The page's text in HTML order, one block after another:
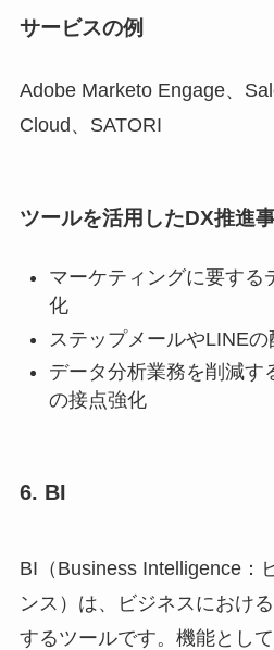
サービスの例
Adobe Marketo Engage、
Cloud、SATORI
ツールを活用したDX推進
マーケティングに要する
化
ステップメールやLINE
データ分析業務を削減す
の接点強化
6. BI
BI（Business Intelligence：
ンス）は、ビジネスにおけ
するツールです。機能とし